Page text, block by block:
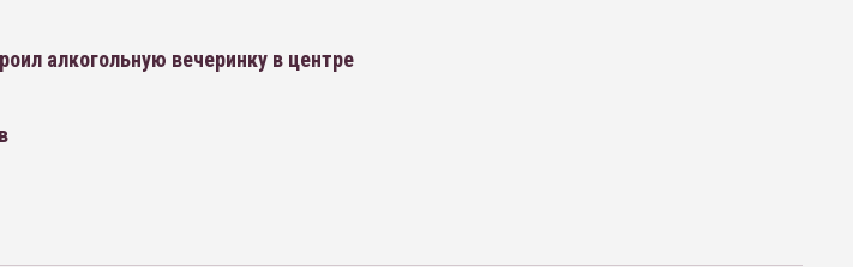
алкогольную вечеринку в центре